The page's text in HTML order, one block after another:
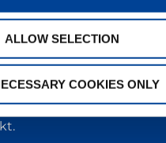
ALLOW SELECTION
COOKIES ONLY
Erstklassige
ergänzt um
Service, bedeuten für
Investitionsrendite
niedrigsten